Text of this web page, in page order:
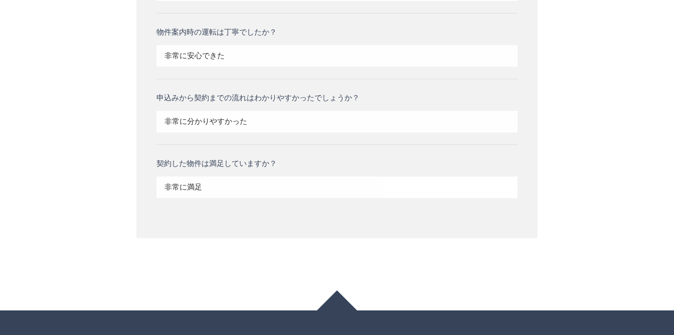
物件案内時の運転は丁寧でしたか？
非常に安心できた
申込みから契約までの流れはわかりやすかったでしょうか？
非常に分かりやすかった
契約した物件は満足していますか？
非常に満足